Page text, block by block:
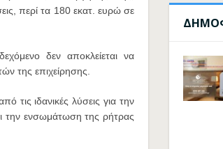
περί τα 180 εκατ. ευρώ σε
δεν αποκλείεται να
της επιχείρησης.
ιδανικές λύσεις για την
την ενσωμάτωση της ρήτρας